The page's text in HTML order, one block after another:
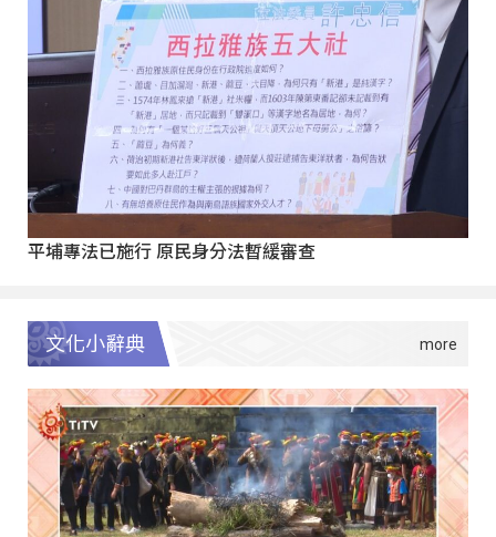
平埔專法已施行 原民身分法暫緩審查
文化小辭典